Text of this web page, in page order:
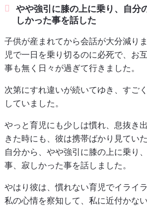
やや強引に膝の上に乗り、自分
しかった事を話した
子供が産まれてから会話が大分減り
児で一日を乗り切るのに必死で、お
事も無く日々が過ぎて行きました。
次第にすれ違いが続いてゆき、すご
していました。
やっと育児にも少しは慣れ、息抜き
きた時にも、彼は携帯ばかり見てい
自分から、やや強引に膝の上に乗り
事、寂しかった事を話しました。
やはり彼は、慣れない育児でイライ
私の心情を察知して、私に近付かな